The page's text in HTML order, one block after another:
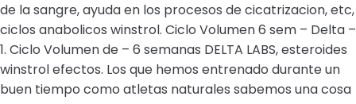
de la sangre, ayuda en los procesos de cicatrizacion, etc,
ciclos anabolicos winstrol. Ciclo Volumen 6 sem – Delta –
1. Ciclo Volumen de – 6 semanas DELTA LABS, esteroides
winstrol efectos. Los que hemos entrenado durante un
buen tiempo como atletas naturales sabemos una cosa